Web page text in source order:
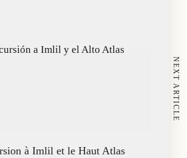
à Imlil et le Haut Atlas
NEXT ARTICLE